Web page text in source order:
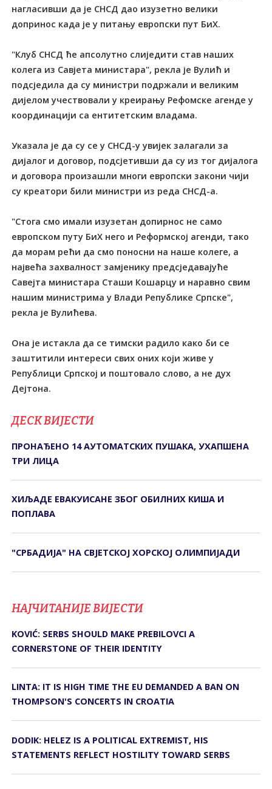
нагласивши да је СНСД дао изузетно велики
допринос када је у питању европски пут БиХ.
"Клуб СНСД ће апсолутно слиједити став наших
колега из Савјета министара", рекла је Вулић и
подсједила да су министри подржали и великим
дијелом учествовали у креирању Рефомске агенде у
координацији са ентитетским владама.
Указала је да су се у СНСД-у увијек залагали за
дијалог и договор, подсјетивши да су из тог дијалога
и договора произашли многи европски закони чији
су креатори били министри из реда СНСД-а.
"Стога смо имали изузетан допирнос не само
европском путу БиХ него и Реформској агенди, тако
да морам рећи да смо поносни на наше колеге, а
највећа захвалност замјенику предсједавајуће
Савејта министара Сташи Кошарцу и наравно свим
нашим министрима у Влади Републике Српске",
рекла је Вулићева.
Она је истакла да се тимски радило како би се
заштитили интереси свих оних који живе у
Републици Српској и поштовало слово, а не дух
Дејтона.
ДЕСК ВИЈЕСТИ
ПРОНАЂЕНО 14 АУТОМАТСКИХ ПУШАКА, УХАПШЕНА
ТРИ ЛИЦА
ХИЉАДЕ ЕВАКУИСАНЕ ЗБОГ ОБИЛНИХ КИША И
ПОПЛАВА
"СРБАДИЈА" НА СВЈЕТСКОЈ ХОРСКОЈ ОЛИМПИЈАДИ
НАЈЧИТАНИЈЕ ВИЈЕСТИ
KOVIĆ: SERBS SHOULD MAKE PREBILOVCI A
CORNERSTONE OF THEIR IDENTITY
LINTA: IT IS HIGH TIME THE EU DEMANDED A BAN ON
THOMPSON'S CONCERTS IN CROATIA
DODIK: HELEZ IS A POLITICAL EXTREMIST, HIS
STATEMENTS REFLECT HOSTILITY TOWARD SERBS